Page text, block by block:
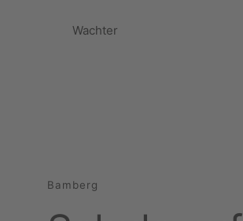
Bamberg